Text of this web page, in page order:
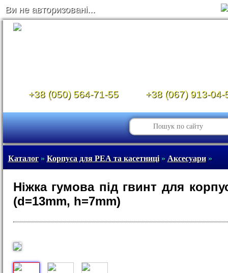
Ви не авторизовані...
+38 (050) 564-71-55 +38 (067) 913-04-
Каталог» Корпуса для РЕА та касетниці» Аксесуари»
Ніжка гумова під гвинт для
(d=13mm, h=7mm)